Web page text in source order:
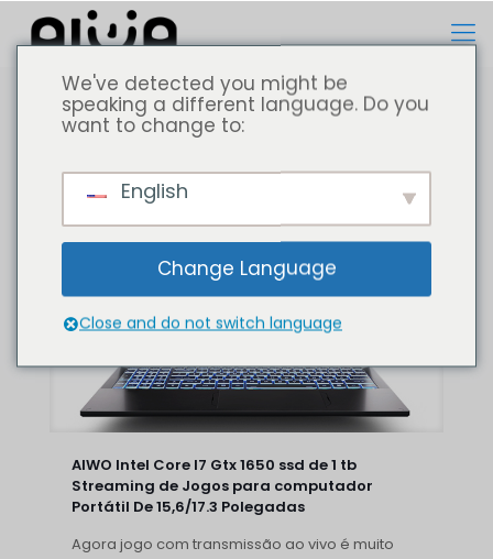
Todos Computador portátil
AIWO Intel Core I7 Gtx 1650 ssd de 1 tb
Streaming de Jogos para computador
Portátil De 15,6/17.3 Polegadas
Agora jogo com transmissão ao vivo é muito
We've detected you might be
speaking a different language. Do you
want to change to:
English
Change Language
Close and do not switch language